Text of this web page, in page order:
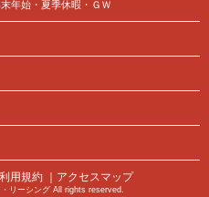
年始・夏季休暇・ＧＷ
利用規約 ｜アクセスマップ
リーシング All rights reserved.